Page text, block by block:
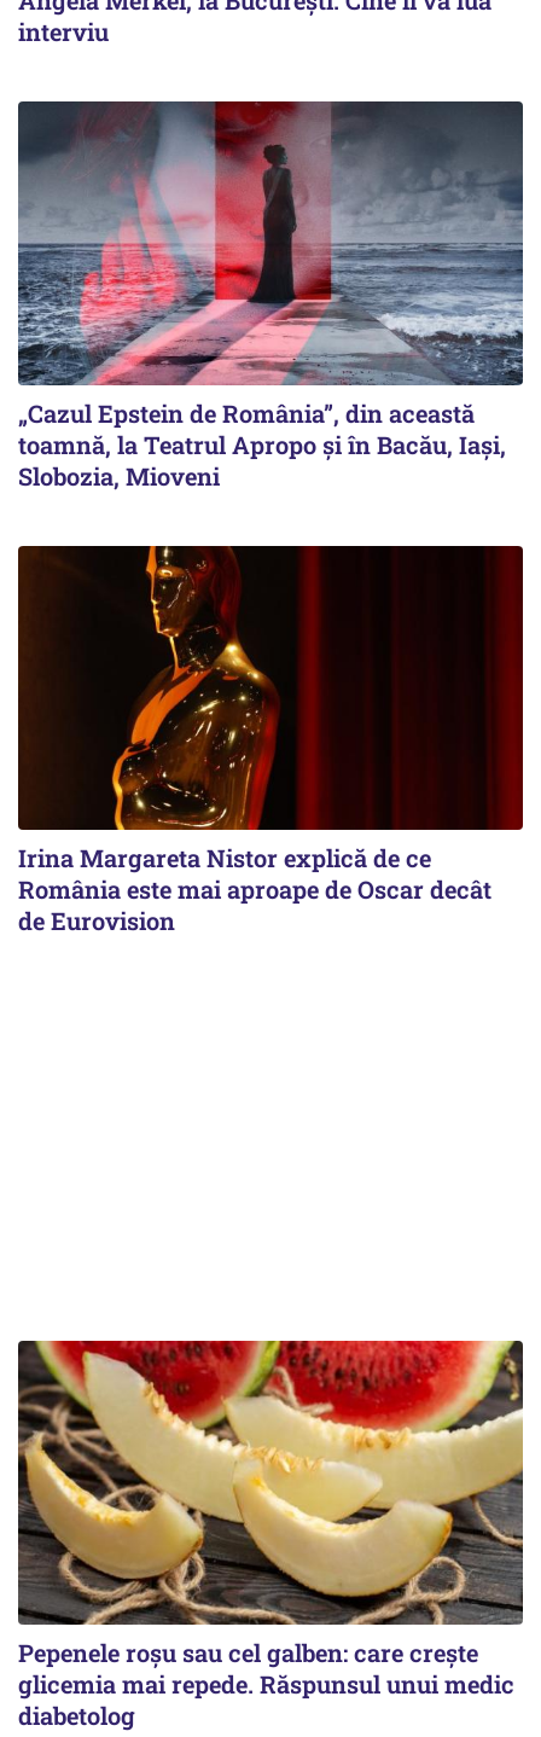
interviu
„Cazul Epstein de România”, din această
toamnă, la Teatrul Apropo și în Bacău, Iași,
Slobozia, Mioveni
Irina Margareta Nistor explică de ce
România este mai aproape de Oscar decât
de Eurovision
Pepenele roșu sau cel galben: care crește
glicemia mai repede. Răspunsul unui medic
diabetolog